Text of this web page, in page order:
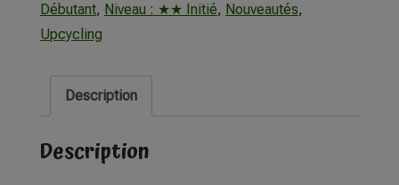
Débutant, Niveau : ★★ Initié, Nouveautés,
Upcycling
Description
Description